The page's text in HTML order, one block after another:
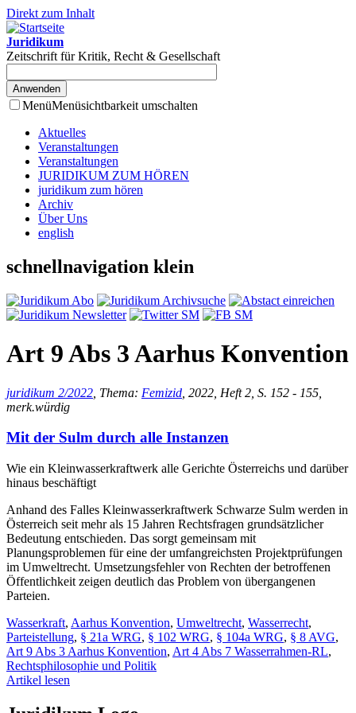
Direkt zum Inhalt
Juridikum
Zeitschrift für Kritik, Recht & Gesellschaft
MenüMenüsichtbarkeit umschalten
Aktuelles
Veranstaltungen
Veranstaltungen
JURIDIKUM ZUM HÖREN
juridikum zum hören
Archiv
Über Uns
english
schnellnavigation klein
Art 9 Abs 3 Aarhus Konvention
juridikum 2/2022 , Thema: Femizid , 2022, Heft 2, S. 152 - 155,
merk.würdig
Mit der Sulm durch alle Instanzen
Wie ein Kleinwasserkraftwerk alle Gerichte Österreichs und darüber
hinaus beschäftigt
Anhand des Falles Kleinwasserkraftwerk Schwarze Sulm werden in
Österreich seit mehr als 15 Jahren Rechtsfragen grundsätzlicher
Bedeutung entschieden. Das sorgt gemeinsam mit
Planungsproblemen für eine der umfangreichsten Projektprüfungen
im Umweltrecht. Umsetzungsfehler von Rechten der betroffenen
Öffentlichkeit zeigen deutlich das Problem von übergangenen
Parteien.
Wasserkraft, Aarhus Konvention, Umweltrecht, Wasserrecht,
Parteistellung, § 21a WRG, § 102 WRG, § 104a WRG, § 8 AVG,
Art 9 Abs 3 Aarhus Konvention, Art 4 Abs 7 Wasserrahmen-RL,
Rechtsphilosophie und Politik
Artikel lesen